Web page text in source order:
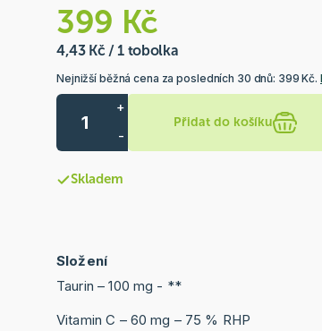
399 Kč
4,43 Kč / 1 tobolka
Nejnižší běžná cena za posledních 30 dnů: 399 Kč.
+
-
Přidat do košíku
Skladem
Složení
Taurin – 100 mg - **
Vitamin C – 60 mg – 75 % RHP